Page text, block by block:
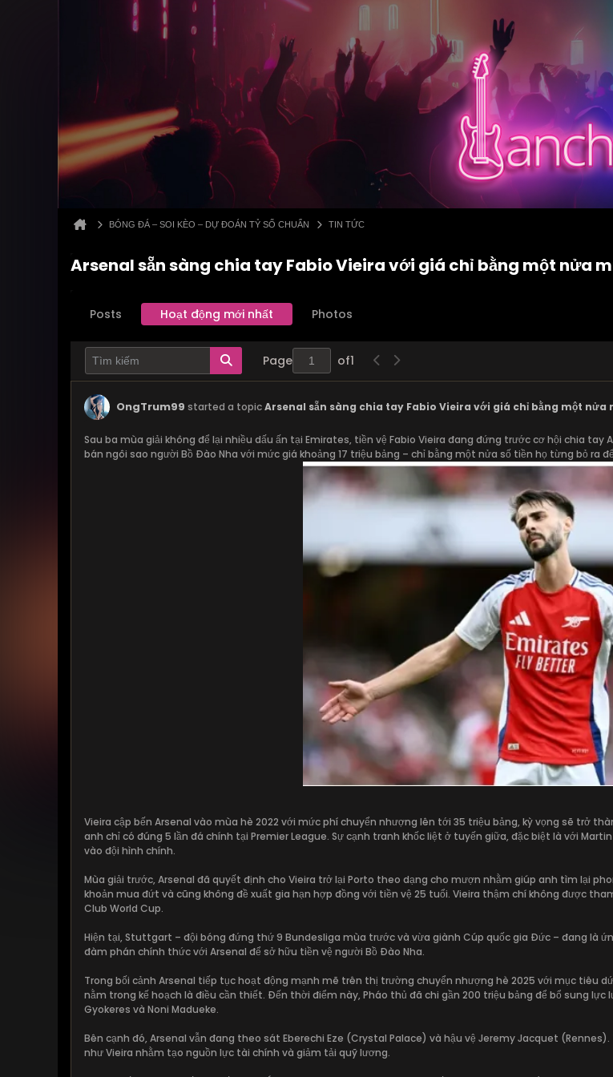
BÓNG ĐÁ – SOI KÈO – DỰ ĐOÁN TỶ SỐ CHUẨN TIN TỨC
Arsenal sẵn sàng chia tay Fabio Vieira với giá chỉ bằng một nửa
Posts Hoạt động mới nhất Photos
Page of1
OngTrum99 started a topicArsenal sẵn sàng chia tay Fabio Vieira với giá chỉ bằng một nửa
Sau ba mùa giải không để lại nhiều dấu ấn tại Emirates, tiền vệ Fabio Vieira đang đứng trước cơ hội chia
bán ngôi sao người Bồ Đào Nha với mức giá khoảng 17 triệu bảng – chỉ bằng một nửa số tiền họ từng bỏ ra
Vieira cập bến Arsenal vào mùa hè 2022 với mức phí chuyển nhượng lên tới 35 triệu bảng, kỳ vọng sẽ trở
anh chỉ có đúng 5 lần đá chính tại Premier League. Sự cạnh tranh khốc liệt ở tuyến giữa, đặc biệt là với
vào đội hình chính.
Mùa giải trước, Arsenal đã quyết định cho Vieira trở lại Porto theo dạng cho mượn nhằm giúp anh tìm lại
khoản mua đứt và cũng không đề xuất gia hạn hợp đồng với tiền vệ 25 tuổi. Vieira thậm chí không được
Club World Cup.
Hiện tại, Stuttgart – đội bóng đứng thứ 9 Bundesliga mùa trước và vừa giành Cúp quốc gia Đức – đang là
đàm phán chính thức với Arsenal để sở hữu tiền vệ người Bồ Đào Nha.
Trong bối cảnh Arsenal tiếp tục hoạt động mạnh mẽ trên thị trường chuyển nhượng hè 2025 với mục tiêu
nằm trong kế hoạch là điều cần thiết. Đến thời điểm này, Pháo thủ đã chi gần 200 triệu bảng để bổ sung
Gyokeres và Noni Madueke.
Bên cạnh đó, Arsenal vẫn đang theo sát Eberechi Eze (Crystal Palace) và hậu vệ Jeremy Jacquet
như Vieira nhằm tạo nguồn lực tài chính và giảm tải quỹ lương.